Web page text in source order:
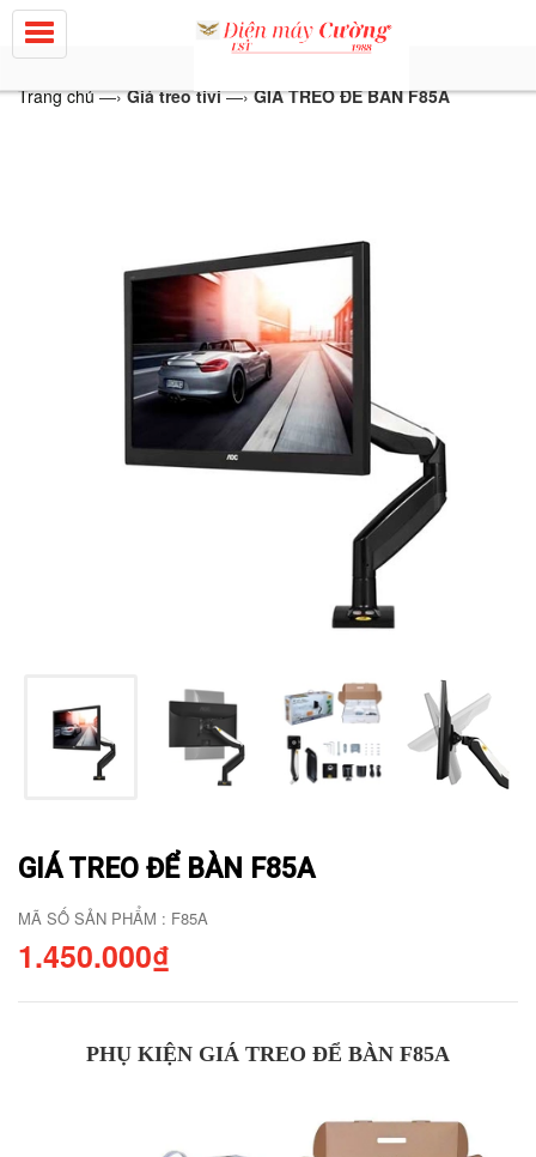
Trang chủ—› Giá treo tivi—› GIÁ TREO ĐỂ BÀN F85A
GIÁ TREO ĐỂ BÀN F85A
MÃ SỐ SẢN PHẨM : F85A
1.450.000₫
PHỤ KIỆN GIÁ TREO ĐỂ BÀN F85A